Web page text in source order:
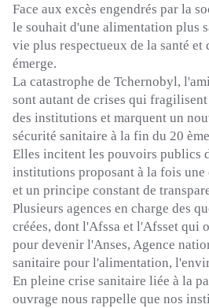
Face aux excès engendrés par la
le souhait d'une alimentation plus
vie plus respectueux de la santé
émerge.
La catastrophe de Tchernobyl,
sont autant de crises qui
des institutions et marquent un
sécurité sanitaire à la fin du 20 ème
Elles incitent les pouvoirs publics
institutions proposant à la fois une
et un principe constant de
Plusieurs agences en charge des
créées, dont l'Afssa et l'Afsset qui
pour devenir l'Anses, Agence
sanitaire pour l'alimentation,
En pleine crise sanitaire liée à la
ouvrage nous rappelle que nos